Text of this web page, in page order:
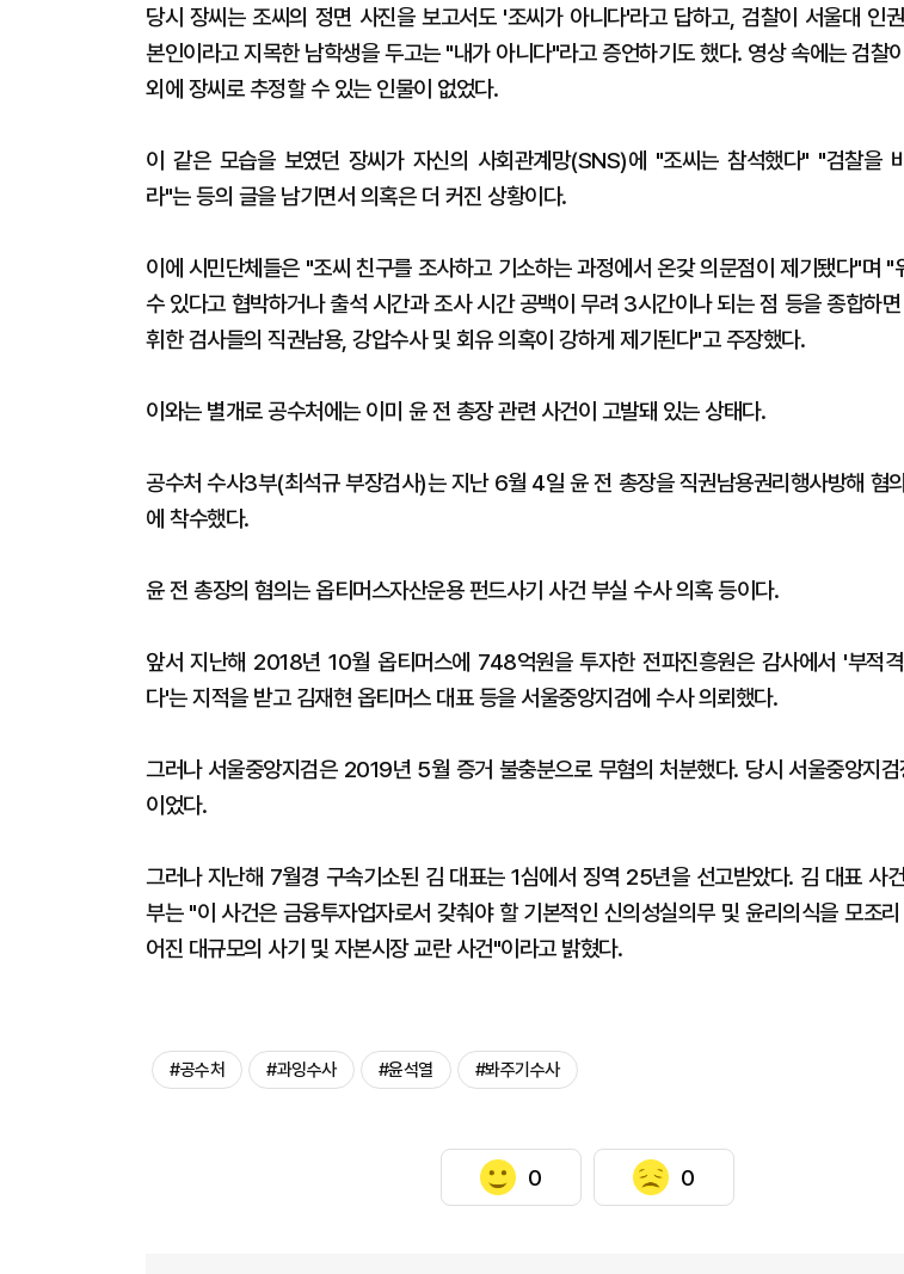
당시 장씨는 조씨의 정면 사진을 보고서도 '조씨가 아니다'라고 답하고, 검찰이 서울대 인
본인이라고 지목한 남학생을 두고는 "내가 아니다"라고 증언하기도 했다. 영상 속에는 검찰
외에 장씨로 추정할 수 있는 인물이 없었다.
이 같은 모습을 보였던 장씨가 자신의 사회관계망(SNS)에 "조씨는 참석했다" "검찰을
라"는 등의 글을 남기면서 의혹은 더 커진 상황이다.
이에 시민단체들은 "조씨 친구를 조사하고 기소하는 과정에서 온갖 의문점이 제기됐다"며 "
수 있다고 협박하거나 출석 시간과 조사 시간 공백이 무려 3시간이나 되는 점 등을 종합하
휘한 검사들의 직권남용, 강압수사 및 회유 의혹이 강하게 제기된다"고 주장했다.
이와는 별개로 공수처에는 이미 윤 전 총장 관련 사건이 고발돼 있는 상태다.
공수처 수사3부(최석규 부장검사)는 지난 6월 4일 윤 전 총장을 직권남용권리행사방해 혐
에 착수했다.
윤 전 총장의 혐의는 옵티머스자산운용 펀드사기 사건 부실 수사 의혹 등이다.
앞서 지난해 2018년 10월 옵티머스에 748억원을 투자한 전파진흥원은 감사에서 '부적
다'는 지적을 받고 김재현 옵티머스 대표 등을 서울중앙지검에 수사 의뢰했다.
그러나 서울중앙지검은 2019년 5월 증거 불충분으로 무혐의 처분했다. 당시 서울중앙지
이었다.
그러나 지난해 7월경 구속기소된 김 대표는 1심에서 징역 25년을 선고받았다. 김 대표 사
부는 "이 사건은 금융투자업자로서 갖춰야 할 기본적인 신의성실의무 및 윤리의식을 모조
어진 대규모의 사기 및 자본시장 교란 사건"이라고 밝혔다.
#공수처 #과잉수사 #윤석열 #봐주기수사
0 0